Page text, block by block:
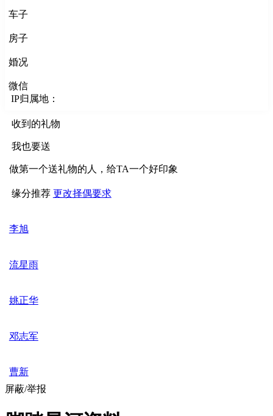
车子
房子
婚况
微信
IP归属地：
收到的礼物
我也要送
做第一个送礼物的人，给TA一个好印象
缘分推荐 更改择偶要求
李旭
流星雨
姚正华
邓志军
曹新
屏蔽/举报